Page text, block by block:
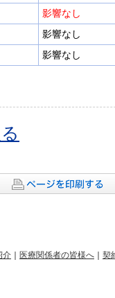
影響なし
影響なし
影響なし
介 医療関係者の皆様へ 契